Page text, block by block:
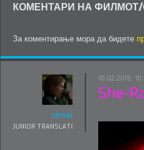
КОМЕНТАРИ НА ФИЛМОТ/
За коментирање мора да бидете
cersei
JUNIOR TRANSLATOR
10.02.2015.
She-